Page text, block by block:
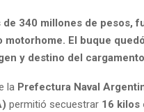
de 340 millones de pesos,
motorhome. El buque
y destino del cargamento
la Prefectura Naval
permitió secuestrar 16 kilos